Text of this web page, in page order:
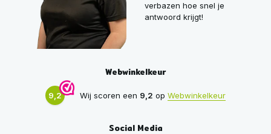
verbazen hoe snel je
antwoord krijgt!
Webwinkelkeur
9,2 Wij scoren een 9,2 op Webwinkelkeur
Social Media